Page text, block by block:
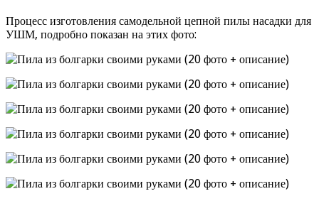
Процесс изготовления самодельной цепной пилы насадки для
УШМ, подробно показан на этих фото: